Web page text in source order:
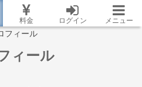
料金 ログイン メニュー
フィール
ィール